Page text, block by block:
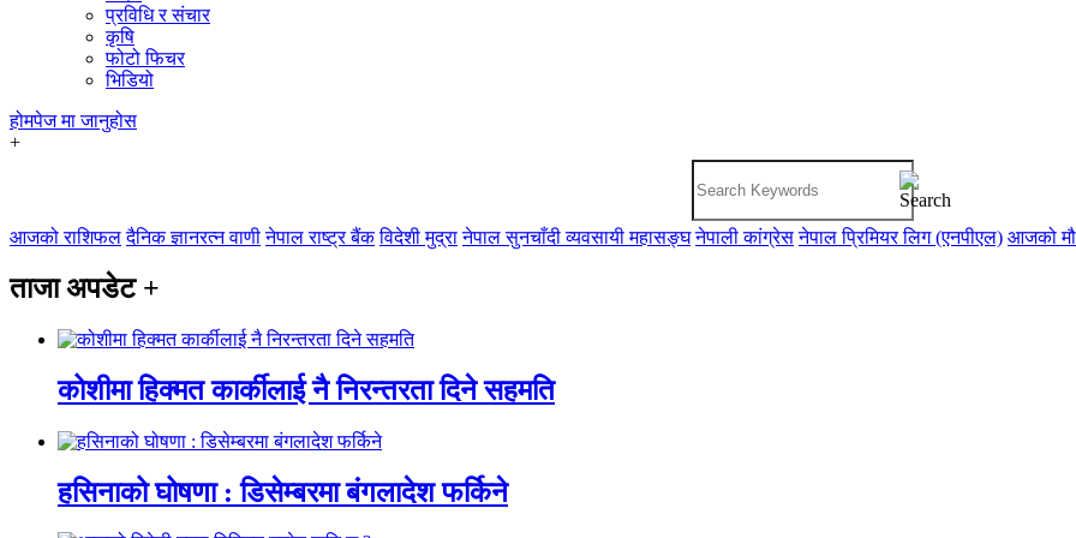
प्रविधि र संचार
कृषि
फोटो फिचर
भिडियो
होमपेज मा जानुहोस
+
आजको राशिफल दैनिक ज्ञानरत्न वाणी नेपाल राष्ट्र बैंक विदेशी मुद्रा नेपाल सुनचाँदी व्यवसायी महासङ्घ नेपाली कांग्रेस नेपाल प्रिमियर लिग (एनपीएल) आजको
ताजा अपडेट +
कोशीमा हिक्मत कार्कीलाई नै निरन्तरता दिने सहमति
हसिनाको घोषणा : डिसेम्बरमा बंगलादेश फर्किने